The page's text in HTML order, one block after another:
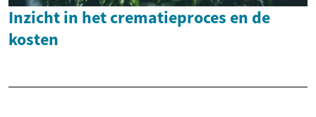
Inzicht in het crematieproces en de
kosten